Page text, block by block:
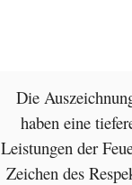
Die
haben eine
Leistungen der
Zeichen des